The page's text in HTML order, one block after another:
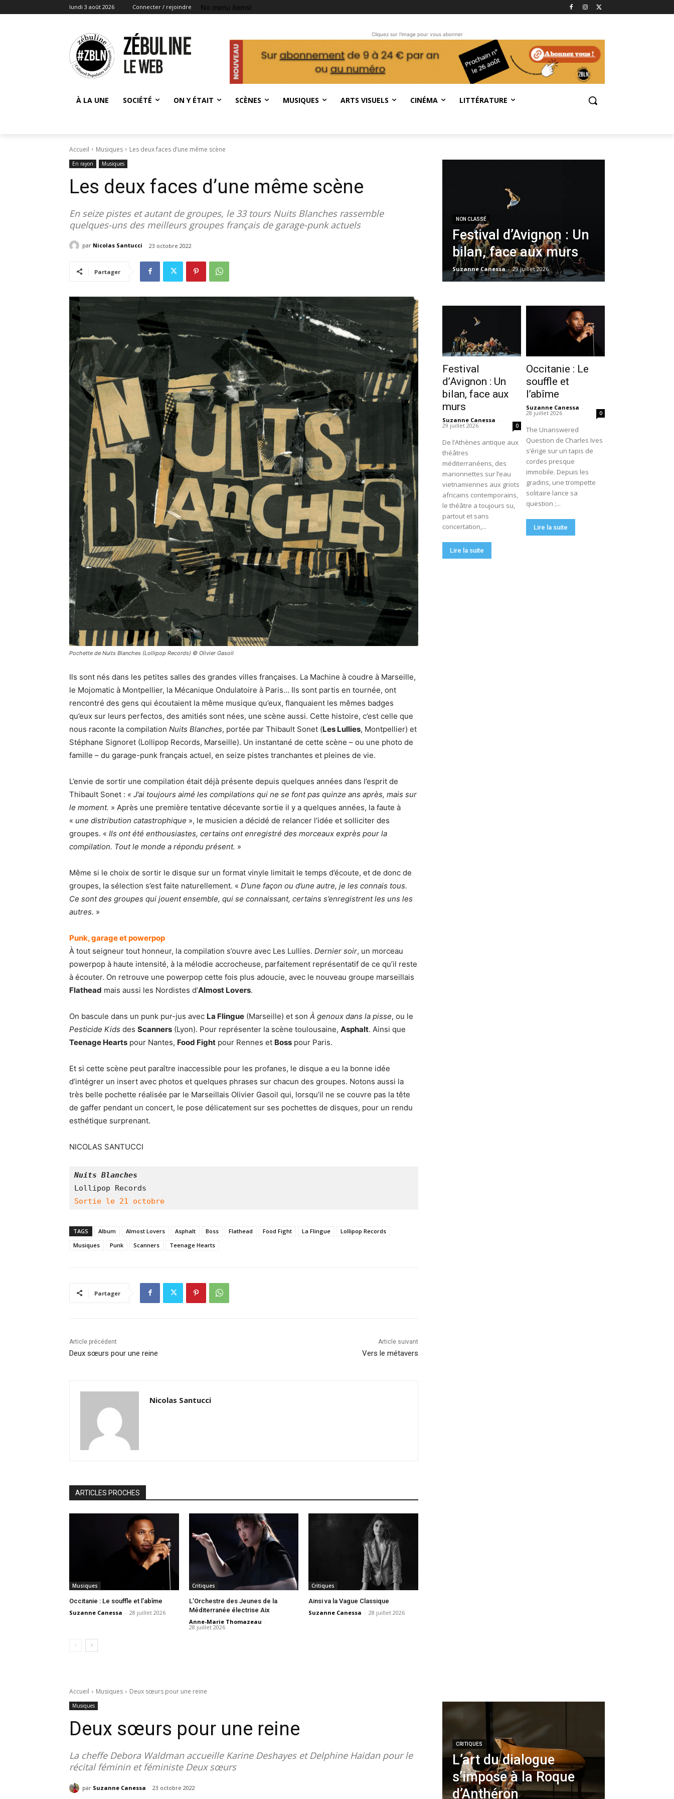
lundi 3 août 2026 Connecter / rejoindre No menu items!
Cliquez sur l'image pour vous abonner
À LA UNE SOCIÉTÉ ON Y ÉTAIT SCÈNES MUSIQUES ARTS VISUELS CINÉMA LITTÉRATURE
Accueil Musiques Les deux faces d’une même scène
En rayon Musiques
Les deux faces d’une même scène
En seize pistes et autant de groupes, le 33 tours Nuits Blanches rassemble
quelques-uns des meilleurs groupes français de garage-punk actuels
par Nicolas Santucci 23 octobre 2022
Partager
Pochette de Nuits Blanches (Lollipop Records) © Olivier Gasoil
Ils sont nés dans les petites salles des grandes villes françaises. La Machine à coudre à Marseille,
le Mojomatic à Montpellier, la Mécanique Ondulatoire à Paris… Ils sont partis en tournée, ont
rencontré des gens qui écoutaient la même musique qu’eux, flanquaient les mêmes badges
qu’eux sur leurs perfectos, des amitiés sont nées, une scène aussi. Cette histoire, c’est celle que
nous raconte la compilation Nuits Blanches, portée par Thibault Sonet (Les Lullies, Montpellier) et
Stéphane Signoret (Lollipop Records, Marseille). Un instantané de cette scène – ou une photo de
famille – du garage-punk français actuel, en seize pistes tranchantes et pleines de vie.
L’envie de sortir une compilation était déjà présente depuis quelques années dans l’esprit de
Thibault Sonet : « J’ai toujours aimé les compilations qui ne se font pas quinze ans après, mais sur
le moment. » Après une première tentative décevante sortie il y a quelques années, la faute à
« une distribution catastrophique », le musicien a décidé de relancer l’idée et solliciter des
groupes. « Ils ont été enthousiastes, certains ont enregistré des morceaux exprès pour la
compilation. Tout le monde a répondu présent. »
Même si le choix de sortir le disque sur un format vinyle limitait le temps d’écoute, et de donc de
groupes, la sélection s’est faite naturellement. « D’une façon ou d’une autre, je les connais tous.
Ce sont des groupes qui jouent ensemble, qui se connaissant, certains s’enregistrent les uns les
autres. »
Punk, garage et powerpop
À tout seigneur tout honneur, la compilation s’ouvre avec Les Lullies. Dernier soir, un morceau
powerpop à haute intensité, à la mélodie accrocheuse, parfaitement représentatif de ce qu’il reste
à écouter. On retrouve une powerpop cette fois plus adoucie, avec le nouveau groupe marseillais
Flathead mais aussi les Nordistes d’Almost Lovers.
On bascule dans un punk pur-jus avec La Flingue (Marseille) et son À genoux dans la pisse, ou le
Pesticide Kids des Scanners (Lyon). Pour représenter la scène toulousaine, Asphalt. Ainsi que
Teenage Hearts pour Nantes, Food Fight pour Rennes et Boss pour Paris.
Et si cette scène peut paraître inaccessible pour les profanes, le disque a eu la bonne idée
d’intégrer un insert avec photos et quelques phrases sur chacun des groupes. Notons aussi la
très belle pochette réalisée par le Marseillais Olivier Gasoil qui, lorsqu’il ne se couvre pas la tête
de gaffer pendant un concert, le pose délicatement sur ses pochettes de disques, pour un rendu
esthétique surprenant.
NICOLAS SANTUCCI
Nuits Blanches
Lollipop Records
Sortie le 21 octobre
TAGS Album Almost Lovers Asphalt Boss Flathead Food Fight La Flingue
Lollipop Records
Musiques
Punk Scanners Teenage Hearts
Partager
Article précédent
Deux sœurs pour une reine
Article suivant
Vers le métavers
Nicolas Santucci
ARTICLES PROCHES
Musiques
Occitanie : Le souffle et l’abîme
Suzanne Canessa - 28 juillet 2026
Critiques
L’Orchestre des Jeunes de la
Méditerranée électrise Aix
Anne-Marie Thomazeau -
28 juillet 2026
Critiques
Ainsi va la Vague Classique
Suzanne Canessa - 28 juillet 2026
NON CLASSÉ
Festival d’Avignon : Un
bilan, face aux murs
Suzanne Canessa - 29 juillet 2026
Festival
d’Avignon : Un
bilan, face aux
murs
Suzanne Canessa -
29 juillet 2026 0
De l’Athènes antique aux
théâtres
méditerranéens, des
marionnettes sur l’eau
vietnamiennes aux griots
africains contemporains,
le théâtre a toujours su,
partout et sans
concertation,...
Lire la suite
Occitanie : Le
souffle et
l’abîme
Suzanne Canessa -
28 juillet 2026 0
The Unanswered
Question de Charles Ives
s’érige sur un tapis de
cordes presque
immobile. Depuis les
gradins, une trompette
solitaire lance sa
question ;...
Lire la suite